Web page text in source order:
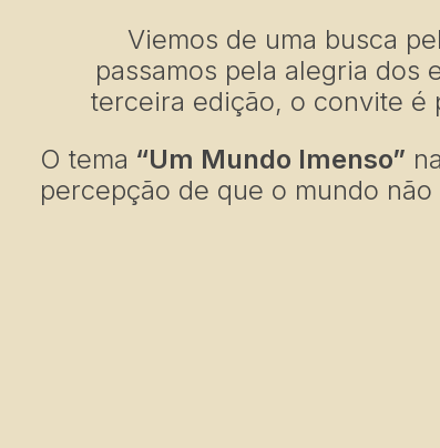
Viemos de uma busca
passamos pela alegria dos
terceira edição, o convite é
O tema “Um Mundo Imenso”
percepção de que o mundo